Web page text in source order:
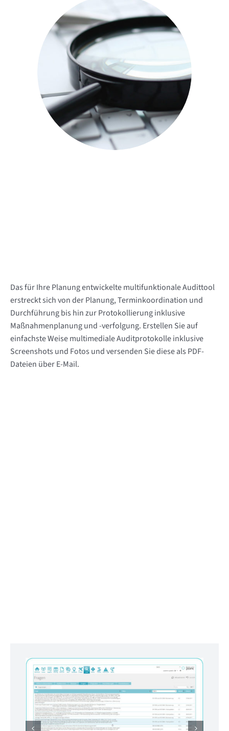
Das für Ihre Planung entwickelte multifunktionale Audittool
erstreckt sich von der Planung, Terminkoordination und
Durchführung bis hin zur Protokollierung inklusive
Maßnahmenplanung und -verfolgung. Erstellen Sie auf
einfachste Weise multimediale Auditprotokolle inklusive
Screenshots und Fotos und versenden Sie diese als PDF-
Dateien über E-Mail.